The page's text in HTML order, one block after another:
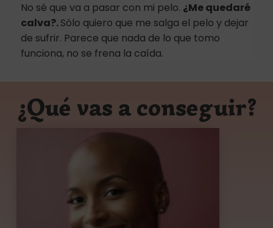
No sé que va a pasar con mi pelo. ¿Me quedaré
calva?.Sólo quiero que me salga el pelo y dejar
de sufrir. Parece que nada de lo que tomo
funciona, no se frena la caída.
¿Qué vas a conseguir?